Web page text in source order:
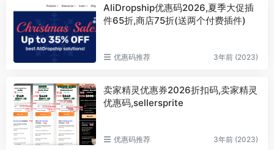
AliDropship优惠码2026,夏季大促插
件65折,商店75折(送两个付费插件)
优惠码推荐 3年前 (2023)
卖家精灵优惠券2026折扣码,卖家精灵
优惠码,sellersprite
优惠码推荐 3年前 (2023)